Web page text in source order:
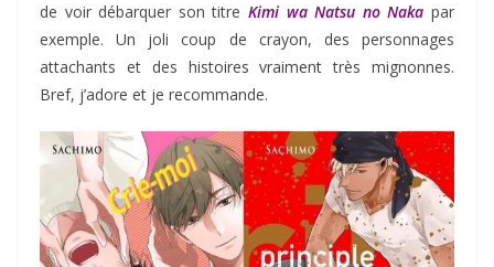
de voir débarquer son titre Kimi wa Natsu no Naka par
exemple. Un joli coup de crayon, des personnages
attachants et des histoires vraiment très mignonnes.
Bref, j’adore et je recommande.